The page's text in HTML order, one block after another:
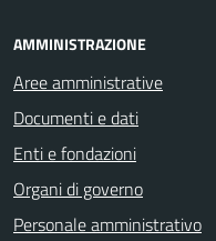
AMMINISTRAZIONE
Aree amministrative
Documenti e dati
Enti e fondazioni
Organi di governo
Personale amministrativo